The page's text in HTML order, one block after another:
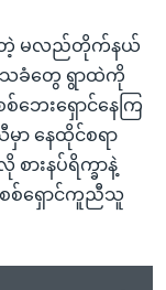
တဲ့ မလည်တိုက်နယ်
သခံတွေ ရွာထဲကို
ဘေးရှောင်နေကြ
ာ နေထိုင်စရာ
းနပ်ရိက္ခာနဲ့
စ်ရှောင်ကူညီသူ